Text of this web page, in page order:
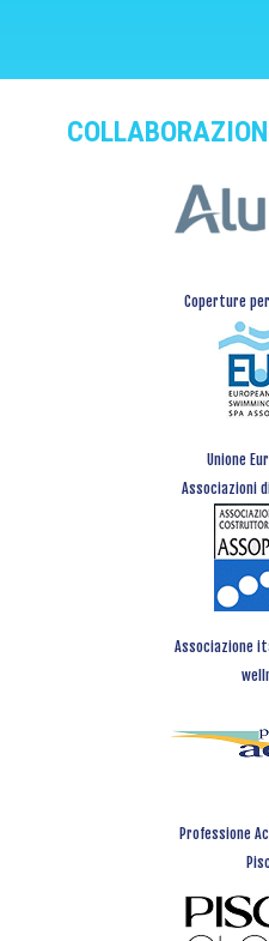
Coperture
Unione
Associazioni
Associazione
Professione